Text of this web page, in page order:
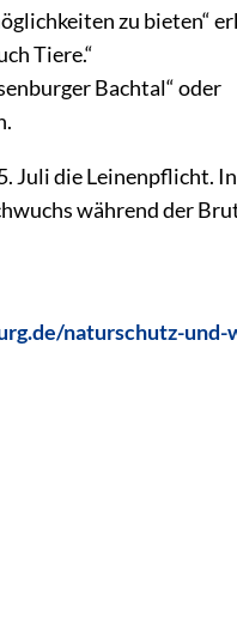
zu bieten“
Tiere.“
Bachtal“ oder
Juli die Leinenpflicht. In
während der
naturschutz-und-